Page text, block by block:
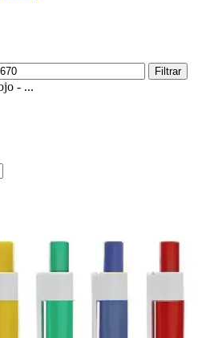
Precio
Filtrar
- ...